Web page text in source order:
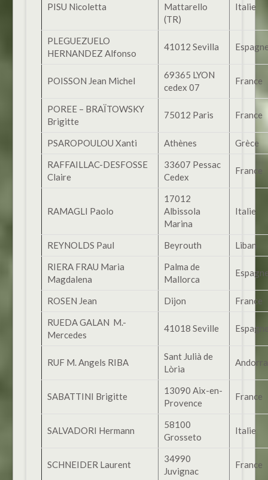
PISU Nicoletta
Mattarello
(TR)
Italie
PLEGUEZUELO
HERNANDEZ Alfonso
41012 Sevilla
POISSON Jean Michel
69365 LYON
cedex 07
France
POREE – BRAÏTOWSKY
Brigitte
75012 Paris France
PSAROPOULOU Xanti Athènes
Grèce
RAFFAILLAC-DESFOSSE
Claire
33607 Pessac
Cedex
France
RAMAGLI Paolo
17012
Albissola
Marina
Italie
REYNOLDS Paul Beyrouth
Liban
RIERA FRAU Maria
Magdalena
Palma de
Mallorca
ROSEN Jean Dijon
France
RUEDA GALAN M.-
Mercedes
41018 Seville
RUF M. Angels RIBA
Sant Julià de
Lòria
Andorra
SABATTINI Brigitte
13090 Aix-en-
Provence
France
SALVADORI Hermann
58100
Grosseto
Italie
SCHNEIDER Laurent
34990
Juvignac
France